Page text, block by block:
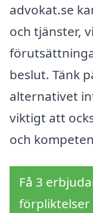
advokat.se
och tjänster,
beslut. Tänk
alternativet
viktigt att
och
Få 3
förpliktelser